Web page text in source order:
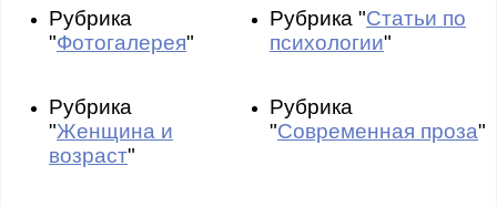
Рубрика
"Фотогалерея"
Рубрика "Статьи по
психологии"
Рубрика
"Женщина и
возраст"
Рубрика
"Современная проза"